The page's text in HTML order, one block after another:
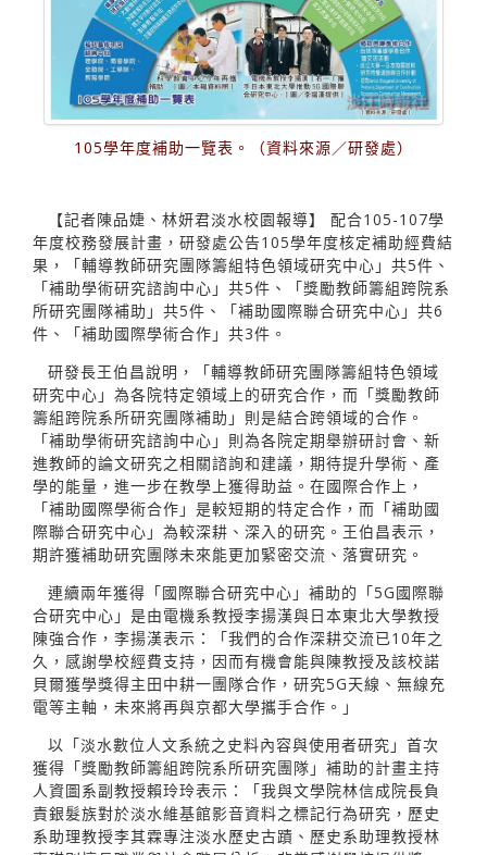
105學年度補助一覽表。（資料來源／研發處）
【記者陳品婕、林妍君淡水校園報導】 配合105-107學
年度校務發展計畫，研發處公告105學年度核定補助經費結
果，「輔導教師研究團隊籌組特色領域研究中心」共5件、
「補助學術研究諮詢中心」共5件、「獎勵教師籌組跨院系
所研究團隊補助」共5件、「補助國際聯合研究中心」共6
件、「補助國際學術合作」共3件。
研發長王伯昌說明，「輔導教師研究團隊籌組特色領域
研究中心」為各院特定領域上的研究合作，而「獎勵教師
籌組跨院系所研究團隊補助」則是結合跨領域的合作。
「補助學術研究諮詢中心」則為各院定期舉辦研討會、新
進教師的論文研究之相關諮詢和建議，期待提升學術、產
學的能量，進一步在教學上獲得助益。在國際合作上，
「補助國際學術合作」是較短期的特定合作，而「補助國
際聯合研究中心」為較深耕、深入的研究。王伯昌表示，
期許獲補助研究團隊未來能更加緊密交流、落實研究。
連續兩年獲得「國際聯合研究中心」補助的「5G國際聯
合研究中心」是由電機系教授李揚漢與日本東北大學教授
陳強合作，李揚漢表示：「我們的合作深耕交流已10年之
久，感謝學校經費支持，因而有機會能與陳教授及該校諾
貝爾獲學獎得主田中耕一團隊合作，研究5G天線、無線充
電等主軸，未來將再與京都大學攜手合作。」
以「淡水數位人文系統之史料內容與使用者研究」首次
獲得「獎勵教師籌組跨院系所研究團隊」補助的計畫主持
人資圖系副教授賴玲玲表示：「我與文學院林信成院長負
責銀髮族對於淡水維基館影音資料之標記行為研究，歷史
系助理教授李其霖專注淡水歷史古蹟、歷史系助理教授林